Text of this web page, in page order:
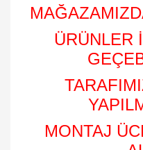
ÜRÜNLER
MONTAJ